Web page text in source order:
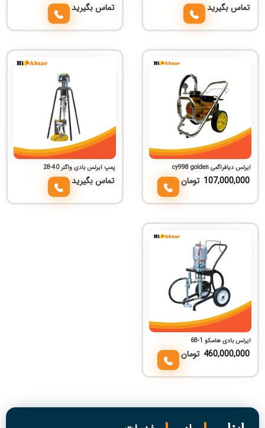
تماس بگیرید تماس بگیرید
ایرلس دیافراگمی cy998 golden
107,000,000 تومان
پمپ ایرلس بادی واگنر 40-28
تماس بگیرید
ایرلس بادی هاسکو 1-68
460,000,000 تومان